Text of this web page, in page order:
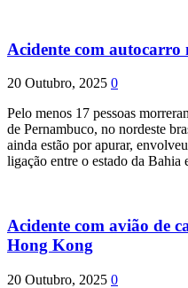
Acidente com autocarro
20 Outubro, 2025 0
Pelo menos 17 pessoas
de Pernambuco, no nordeste
ainda estão por apurar,
ligação entre o estado da Bahia
Acidente com avião de
Hong Kong
20 Outubro, 2025 0